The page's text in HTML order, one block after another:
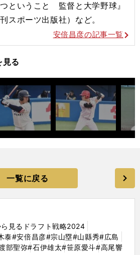
ということ 監督と大学野球』
刊スポーツ出版社）など。
安倍昌彦の記事一覧
見る
一覧に戻る
見るドラフト戦略2024
泰#安倍昌彦#宗山塁#山縣秀#広島
部聖弥#石伊雄太#笹原愛斗#高尾響